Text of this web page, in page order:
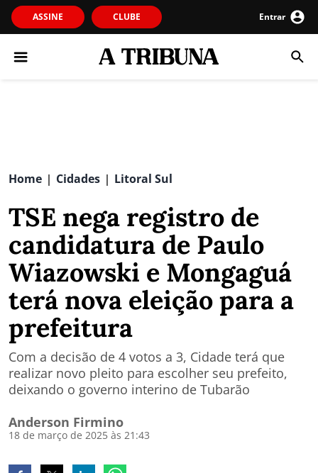
ASSINE CLUBE Entrar
Home | Cidades | Litoral Sul
TSE nega registro de
candidatura de Paulo
Wiazowski e Mongaguá
terá nova eleição para a
prefeitura
Com a decisão de 4 votos a 3, Cidade terá que
realizar novo pleito para escolher seu prefeito,
deixando o governo interino de Tubarão
Anderson Firmino
18 de março de 2025 às 21:43